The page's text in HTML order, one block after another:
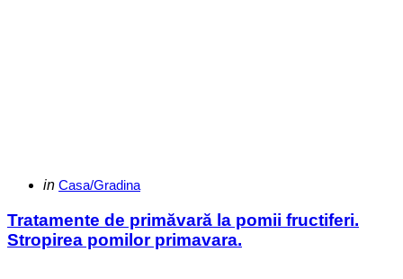
Categories
Posted
in Casa/Gradina
Tratamente de primăvară la pomii fructiferi.
Stropirea pomilor primavara.